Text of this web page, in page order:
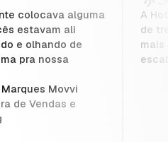
colocava alguma
estavam ali
e olhando de
pra nossa
Movvi
de Vendas e
A
de
mais